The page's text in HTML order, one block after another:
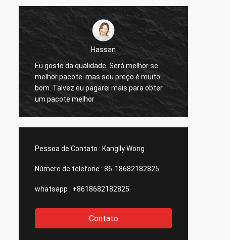
Hassan
Eu gosto da qualidade. Será melhor se
melhor pacote. mas seu preço é muito
bom. Talvez eu pagarei mais para obter
um pacote melhor
Pessoa de Contato : Kanglly Wong
Número de telefone : 86-18682182825
whatsapp : +8618682182825
Contato